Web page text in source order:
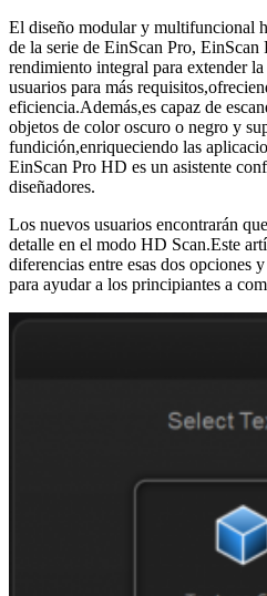
El diseño modular y multifuncional
de la serie de EinScan Pro,
rendimiento integral para extender
usuarios para más
eficiencia.Además,es capaz de
objetos de color oscuro o negro y
fundición,enriqueciendo las
EinScan Pro HD es un asistente
diseñadores.
Los nuevos usuarios encontrarán
detalle en el modo HD Scan.Este
diferencias entre esas dos opciones
para ayudar a los principiantes a